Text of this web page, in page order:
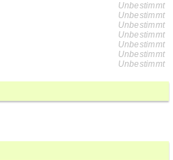
Unbestimmt
Unbestimmt
Unbestimmt
Unbestimmt
Unbestimmt
Unbestimmt
Unbestimmt